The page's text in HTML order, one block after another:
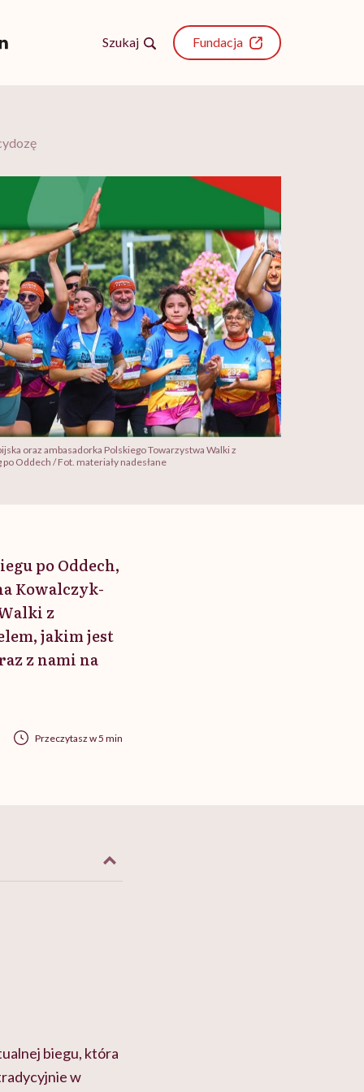
Szukaj Fundacja
oraz ambasadorka Polskiego Towarzystwa Walki z
Oddech / Fot. materiały nadesłane
po Oddech,
Kowalczyk-
z
jakim jest
z nami na
Przeczytasz w 5 min
biegu, która
w